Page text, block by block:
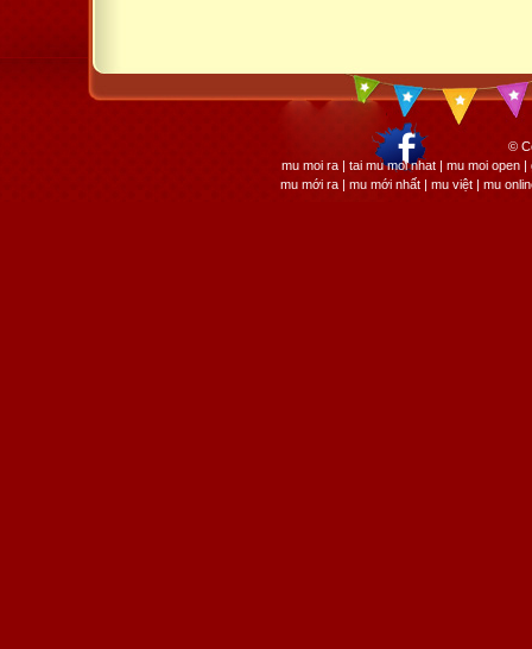
©
mu moi ra | tai mu moi nhat | mu moi open
mu mới ra | mu mới nhất | mu việt | mu